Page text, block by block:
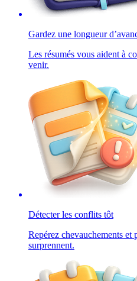
Gardez une longueur
Les résumés vous aident à
venir.
Détecter les conflits tôt
Repérez chevauchements et
surprennent.